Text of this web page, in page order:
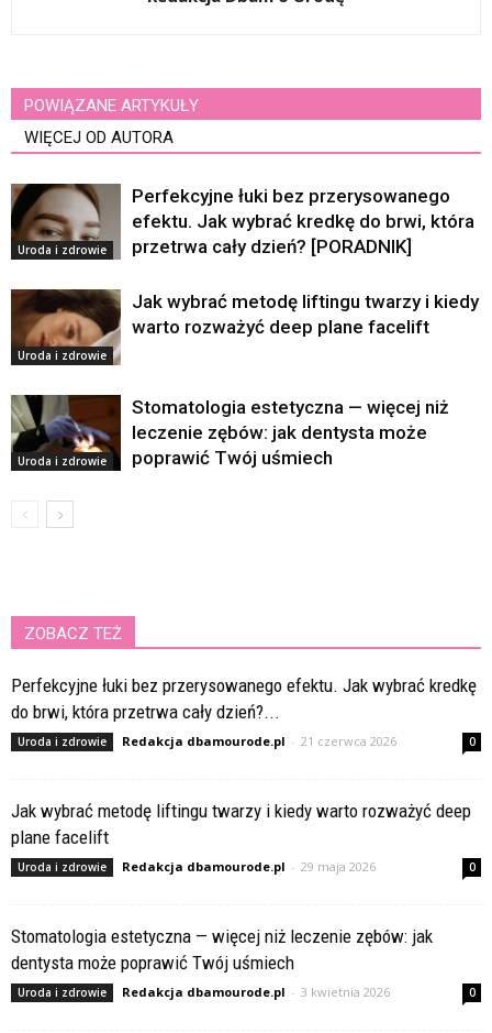
POWIĄZANE ARTYKUŁY
WIĘCEJ OD AUTORA
Uroda i zdrowie
Perfekcyjne łuki bez przerysowanego
efektu. Jak wybrać kredkę do brwi, która
przetrwa cały dzień? [PORADNIK]
Uroda i zdrowie
Jak wybrać metodę liftingu twarzy i kiedy
warto rozważyć deep plane facelift
Uroda i zdrowie
Stomatologia estetyczna — więcej niż
leczenie zębów: jak dentysta może
poprawić Twój uśmiech
ZOBACZ TEŻ
Perfekcyjne łuki bez przerysowanego efektu. Jak wybrać kredkę
do brwi, która przetrwa cały dzień?...
Uroda i zdrowie Redakcja dbamourode.pl - 21 czerwca 2026 0
Jak wybrać metodę liftingu twarzy i kiedy warto rozważyć deep
plane facelift
Uroda i zdrowie Redakcja dbamourode.pl - 29 maja 2026 0
Stomatologia estetyczna — więcej niż leczenie zębów: jak
dentysta może poprawić Twój uśmiech
Uroda i zdrowie Redakcja dbamourode.pl - 3 kwietnia 2026 0